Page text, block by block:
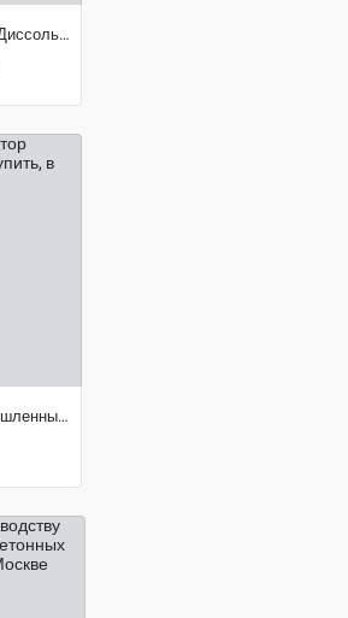
Смесители Сыпучих, Диссольверы, Шнеки, Реакторы, Завод Гранд
Парогенератор промышленный купить